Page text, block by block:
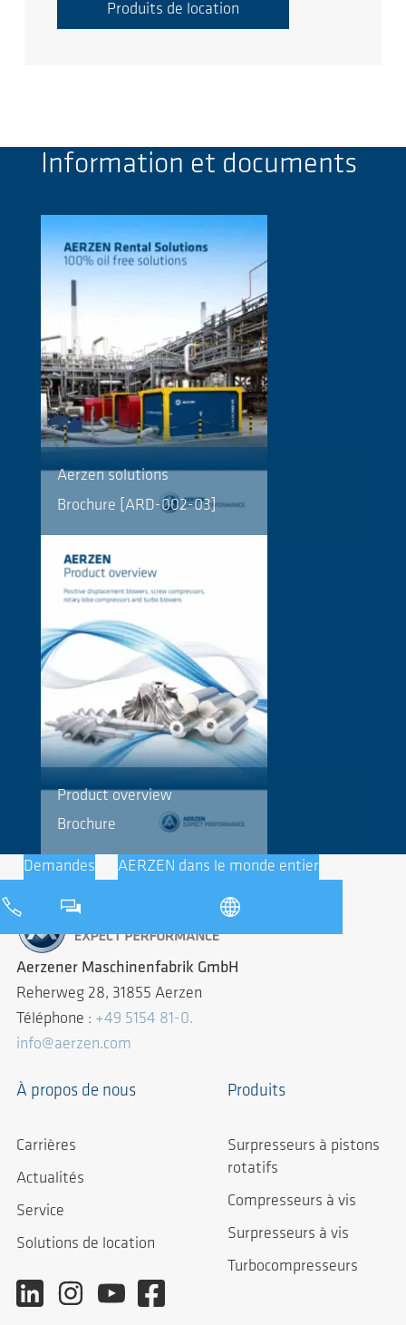
Produits de location
Information et documents
Aerzen solutions
Brochure [ARD-002-03]
Product overview
Brochure
Demandes AERZEN dans le monde entier
Aerzener Maschinenfabrik GmbH
Reherweg 28, 31855 Aerzen
Téléphone : +49 5154 81-0.
info@aerzen.com
À propos de nous
Carrières
Actualités
Service
Solutions de location
Produits
Surpresseurs à pistons
rotatifs
Compresseurs à vis
Surpresseurs à vis
Turbocompresseurs